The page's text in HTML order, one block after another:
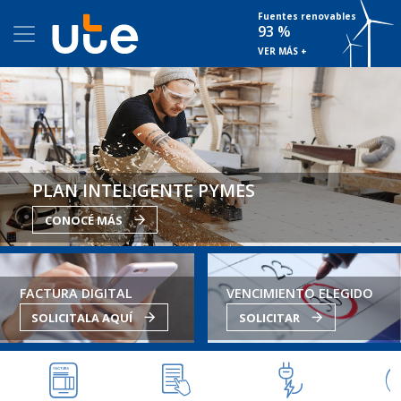
Fuentes renovables
93 %
VER MÁS +
PLAN INTELIGENTE PYMES
CONOCÉ MÁS
FACTURA DIGITAL
SOLICITALA AQUÍ
VENCIMIENTO ELEGIDO
SOLICITAR